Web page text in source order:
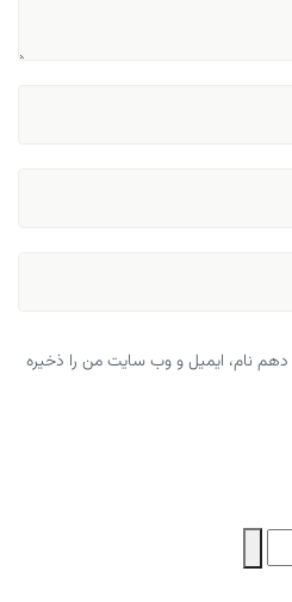
نام، ایمیل و وب سایت من را ذخیره